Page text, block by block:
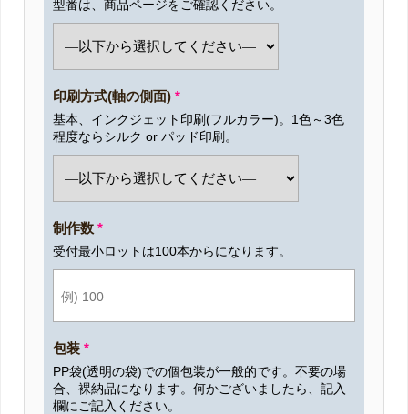
型番は、商品ページをご確認ください。
印刷方式(軸の側面)*
基本、インクジェット印刷(フルカラー)。1色～3色
程度ならシルク or パッド印刷。
制作数*
受付最小ロットは100本からになります。
包装*
PP袋(透明の袋)での個包装が一般的です。不要の場
合、裸納品になります。何かございましたら、記入
欄にご記入ください。